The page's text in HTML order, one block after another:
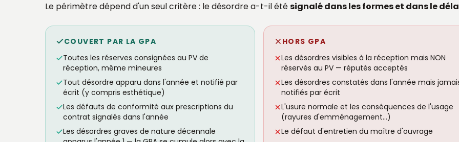
Le périmètre dépend d'un seul critère : le désordre a-t-il étésignalé dans les formes et dans le
COUVERT PAR LA GPA
Toutes les réserves consignées au PV de
réception, même mineures
Tout désordre apparu dans l'année et notifié par
écrit (y compris esthétique)
Les défauts de conformité aux prescriptions du
contrat signalés dans l'année
Les désordres graves de nature décennale
HORS GPA
Les désordres visibles à la réception mais NON
réservés au PV — réputés acceptés
Les désordres constatés dans l'année mais
notifiés par écrit
L'usure normale et les conséquences de l'usage
(rayures d'emménagement…)
Le défaut d'entretien du maître d'ouvrage